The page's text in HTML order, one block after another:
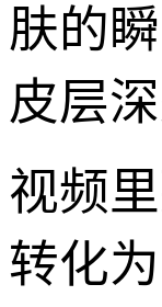
肤的
皮层深
视频
转化